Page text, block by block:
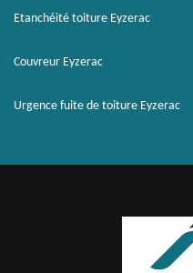
Etanchéité toiture Eyzerac
Couvreur Eyzerac
Urgence fuite de toiture Eyzerac